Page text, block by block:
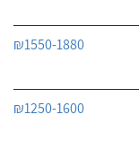
₪1550-1880
₪1250-1600